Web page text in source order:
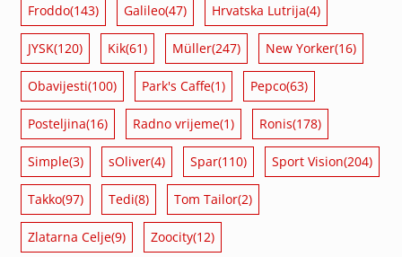
Froddo(143) Galileo(47) Hrvatska Lutrija(4)
JYSK(120) Kik(61) Müller(247) New Yorker(16)
Obavijesti(100) Park's Caffe(1) Pepco(63)
Posteljina(16) Radno vrijeme(1) Ronis(178)
Simple(3) sOliver(4) Spar(110) Sport Vision(204)
Takko(97) Tedi(8) Tom Tailor(2)
Zlatarna Celje(9) Zoocity(12)